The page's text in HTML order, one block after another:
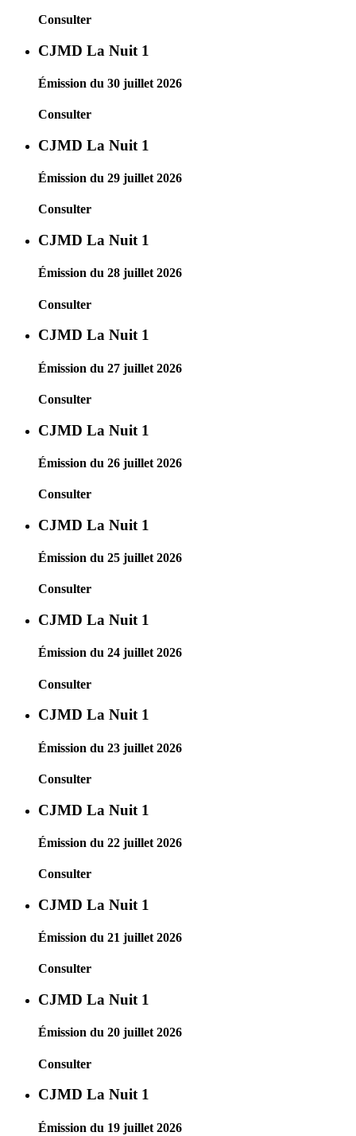
Consulter
CJMD La Nuit 1
Émission du 30 juillet 2026
Consulter
CJMD La Nuit 1
Émission du 29 juillet 2026
Consulter
CJMD La Nuit 1
Émission du 28 juillet 2026
Consulter
CJMD La Nuit 1
Émission du 27 juillet 2026
Consulter
CJMD La Nuit 1
Émission du 26 juillet 2026
Consulter
CJMD La Nuit 1
Émission du 25 juillet 2026
Consulter
CJMD La Nuit 1
Émission du 24 juillet 2026
Consulter
CJMD La Nuit 1
Émission du 23 juillet 2026
Consulter
CJMD La Nuit 1
Émission du 22 juillet 2026
Consulter
CJMD La Nuit 1
Émission du 21 juillet 2026
Consulter
CJMD La Nuit 1
Émission du 20 juillet 2026
Consulter
CJMD La Nuit 1
Émission du 19 juillet 2026